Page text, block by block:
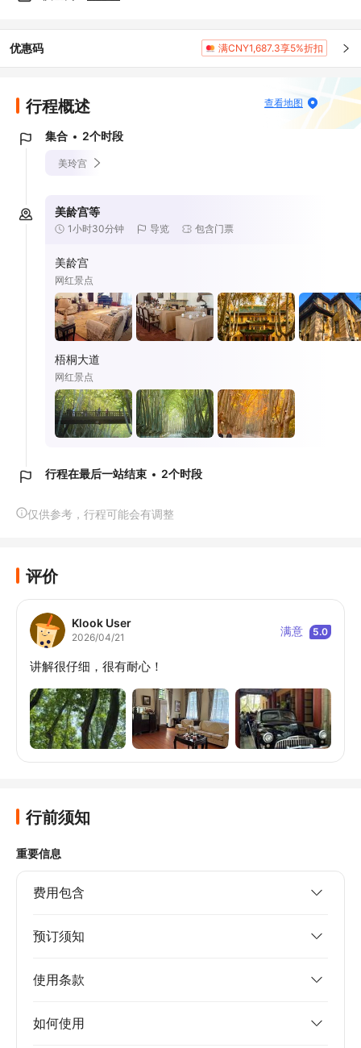
优惠码 满CNY1,687.3享5%折扣
行程概述 查看地图
集合 2个时段
美玲宫
美龄宫等
1小时30分钟 导览 包含门票
美龄宫
网红景点
梧桐大道
网红景点
行程在最后一站结束 2个时段
仅供参考，行程可能会有调整
评价
Klook User
2026/04/21 满意 5.0
讲解很仔细，很有耐心！
行前须知
重要信息
费用包含
预订须知
使用条款
如何使用